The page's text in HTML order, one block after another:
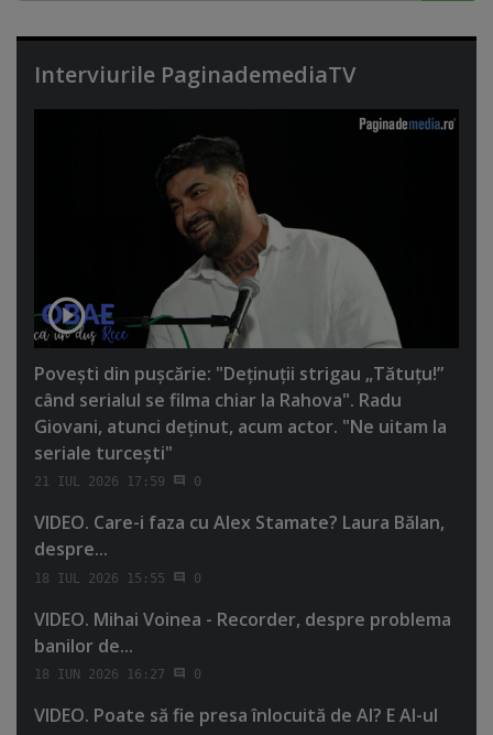
Interviurile PaginademediaTV
Poveşti din puşcărie: "Deţinuţii strigau „Tătuţu!”
când serialul se filma chiar la Rahova". Radu
Giovani, atunci deţinut, acum actor. "Ne uitam la
seriale turceşti"
21 IUL 2026 17:59 0
VIDEO. Care-i faza cu Alex Stamate? Laura Bălan,
despre...
18 IUL 2026 15:55 0
VIDEO. Mihai Voinea - Recorder, despre problema
banilor de...
18 IUN 2026 16:27 0
VIDEO. Poate să fie presa înlocuită de AI? E AI-ul